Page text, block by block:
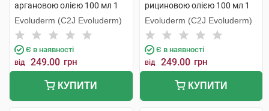
аргановою олією 100 мл 1
туба
Evoluderm (C2J Evoluderm)
Є в наявності
від 249.00 грн
КУПИТИ
рициновою олією 100 мл 1
туба
Evoluderm (C2J Evoluderm)
Є в наявності
від 249.00 грн
КУПИТИ